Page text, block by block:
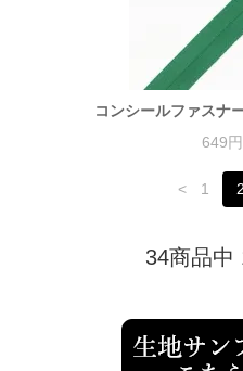
コンシールファス
649
< 1 2
34商品中